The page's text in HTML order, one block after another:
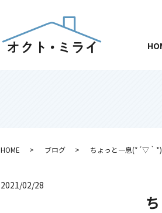
HOME ブログ ちょっと一息(*´▽｀*)
2021/02/28